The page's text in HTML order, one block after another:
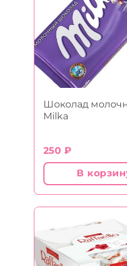
Шоколад
Milka
250 ₽
В